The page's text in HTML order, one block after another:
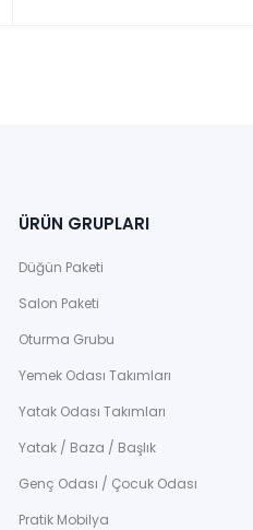
ÜRÜN GRUPLARI
Düğün Paketi
Salon Paketi
Oturma Grubu
Yemek Odası Takımları
Yatak Odası Takımları
Yatak / Baza / Başlık
Genç Odası / Çocuk Odası
Pratik Mobilya